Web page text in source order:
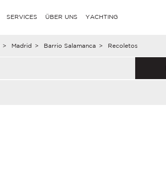
SERVICES ÜBER UNS YACHTING
> Madrid > Barrio Salamanca > Recoletos